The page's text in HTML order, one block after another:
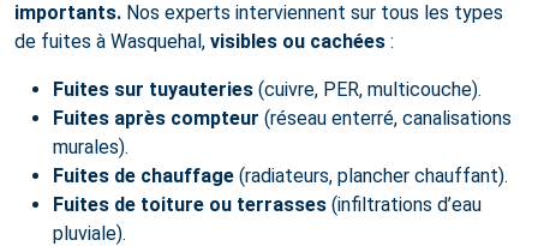
importants. Nos experts interviennent sur tous les types
de fuites à Wasquehal, visibles ou cachées :
Fuites sur tuyauteries (cuivre, PER, multicouche).
Fuites après compteur (réseau enterré, canalisations
murales).
Fuites de chauffage (radiateurs, plancher chauffant).
Fuites de toiture ou terrasses (infiltrations d’eau
pluviale).